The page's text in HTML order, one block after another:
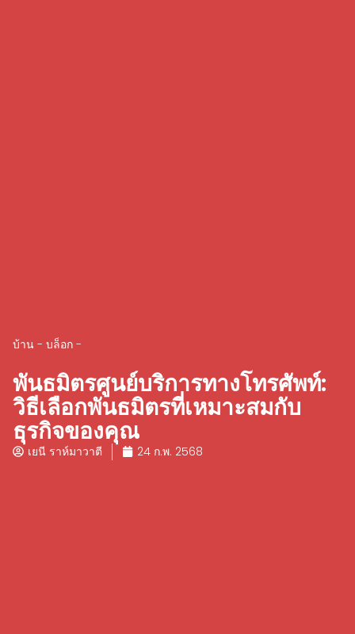
บ้าน - บล็อก -
พันธมิตรศูนย์บริการทางโทรศัพท์:
วิธีเลือกพันธมิตรที่เหมาะสมกับ
ธุรกิจของคุณ
เยนี ราห์มาวาตี 24 ก.พ. 2568